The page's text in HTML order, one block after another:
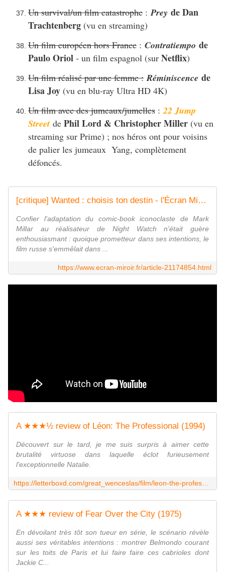
Un survival/un film catastrophe :Prey de Dan
Trachtenberg (vu en streaming)
Un film européen hors France : Contratiempo de
Paulo Oriol - un film espagnol (sur Netflix)
Un film réalisé par une femme : Réminiscence de
Lisa Joy (vu en blu-ray Ultra HD 4K)
Un film avec des jumeaux/jumelles :22 Jump
Street de Phil Lord & Christopher Miller (vu en
streaming sur Prime) ; nos héros ont pour voisins
de palier les jumeaux Yang, complètement
défoncés.
[critique] Wanted : choisis ton destin - l'Écran Miroir
Confier l'adaptation du comic-book iconoclaste de Mark
Millar au réalisateur de Night Watch n'était guère
enthousiasmant : quoique prometteur dans ses intentions, le
film russe s'emmêlait dans ...
https://www.ecran-miroir.fr/article-21174854.html
A ★★★½ review of Léon: The Professional (1994)
Découvert sur le tard, je me suis surpris à aimer cette
brutalité virtuose dans laquelle éclot furieusement
l'exceptionnelle Natalie.
A ★★★ review of Fear Over the City (1975)
En dévoilant très tôt son tueur en série, le scénario révèle
aussi ses véritables intentions : montrer Belmondo courant
sur les toits de Paris et lui faire faire ces cabrioles dont
Jackie C...